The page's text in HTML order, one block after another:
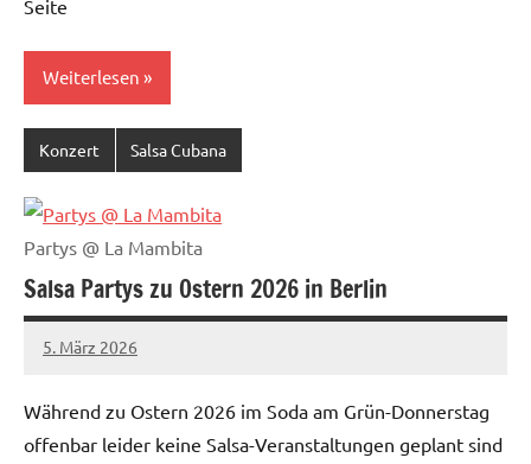
Seite
Weiterlesen
Konzert Salsa Cubana
Partys @ La Mambita
Salsa Partys zu Ostern 2026 in Berlin
5. März 2026
Salsa-
Redaktion
Während zu Ostern 2026 im Soda am Grün-Donnerstag
offenbar leider keine Salsa-Veranstaltungen geplant sind